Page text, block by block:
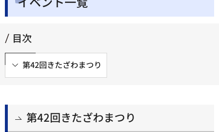
目次
第42回きたざわまつり
第42回きたざわまつり